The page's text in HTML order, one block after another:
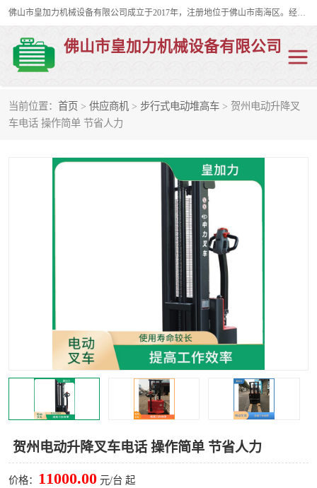
佛山市皇加力机械设备有限公司成立于2017年，注册地位于佛山市南海区。经营范围包括：其他机械设备及电子产品批发、电气设备批发、贸易代理、五金产品批发等；主要产品有：移动式登车桥、叉车装卸货平台、移动式升降机、升降货梯、油桶夹具、电动堆高车。
佛山市皇加力机械设备有限公司
当前位置： 首页 > 供应商机 > 步行式电动堆高车 > 贺州电动升降叉
车电话 操作简单 节省人力
贺州电动升降叉车电话 操作简单 节省人力
价格： 11000.00 元/台 起
移动式登车桥
步行式电动堆高车 移动登车台
电动搬运车
升降货梯
油桶夹具